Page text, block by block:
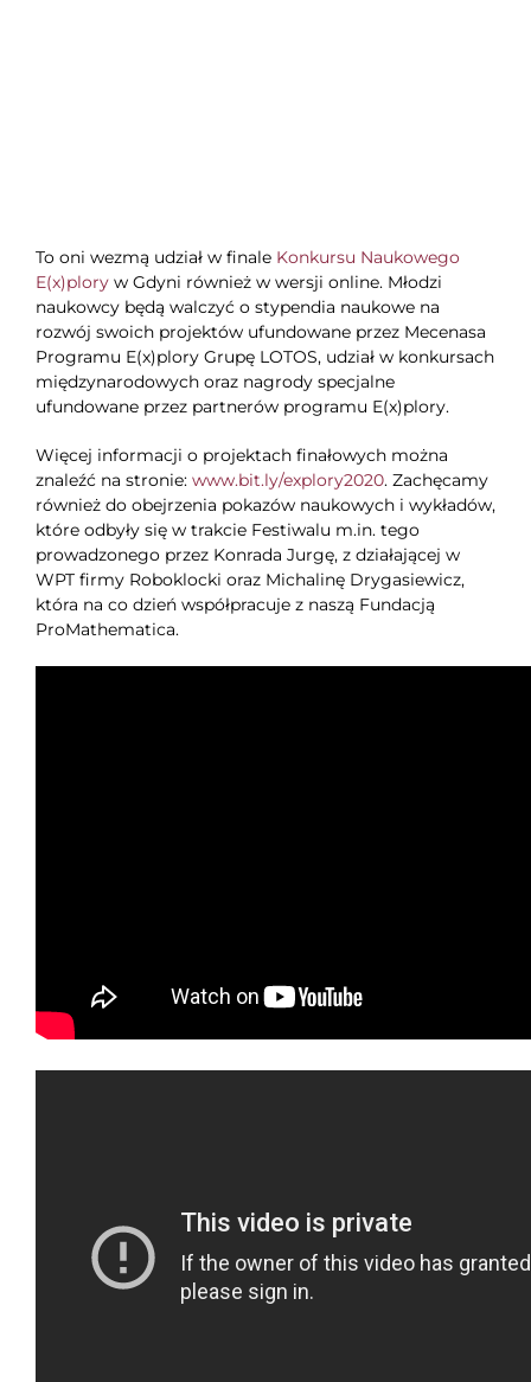
To oni wezmą udział w finale Konkursu Naukowego
E(x)ploryw Gdyni również w wersji online. Młodzi
naukowcy będą walczyć o stypendia naukowe na
rozwój swoich projektów ufundowane przez Mecenasa
Programu E(x)plory Grupę LOTOS, udział w konkursach
międzynarodowych oraz nagrody specjalne
ufundowane przez partnerów programu E(x)plory.
Więcej informacji o projektach finałowych można
znaleźć na stronie: www.bit.ly/explory2020. Zachęcamy
również do obejrzenia pokazów naukowych i wykładów,
które odbyły się w trakcie Festiwalu m.in. tego
prowadzonego przez Konrada Jurgę, z działającej w
WPT firmy Roboklocki oraz Michalinę Drygasiewicz,
która na co dzień współpracuje z naszą Fundacją
ProMathematica.